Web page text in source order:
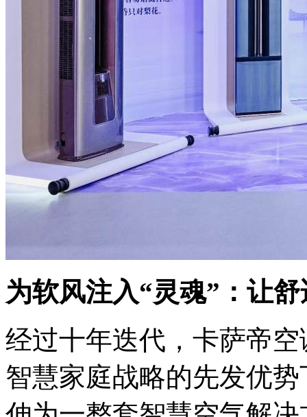
为软风注入“灵魂”：让
经过十年迭代，卡萨帝
智慧家庭战略的先发优